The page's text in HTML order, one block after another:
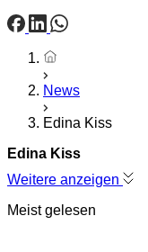
Startseite
News
Edina Kiss
Edina Kiss
Weitere anzeigen
Meist gelesen